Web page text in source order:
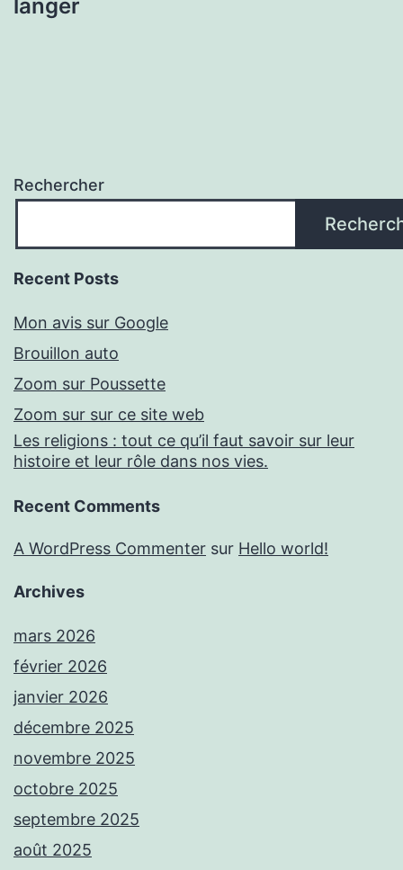
langer
Rechercher
Recent Posts
Mon avis sur Google
Brouillon auto
Zoom sur Poussette
Zoom sur sur ce site web
Les religions : tout ce qu’il faut savoir sur leur
histoire et leur rôle dans nos vies.
Recent Comments
A WordPress Commenter sur Hello world!
Archives
mars 2026
février 2026
janvier 2026
décembre 2025
novembre 2025
octobre 2025
septembre 2025
août 2025